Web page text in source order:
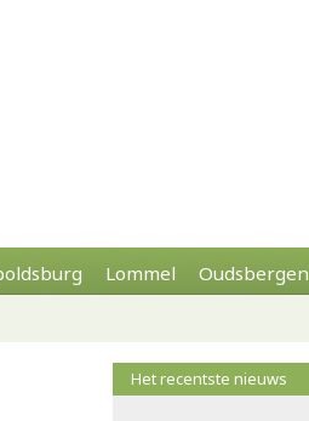
Lommel Oudsbergen
Het recentste nieuws